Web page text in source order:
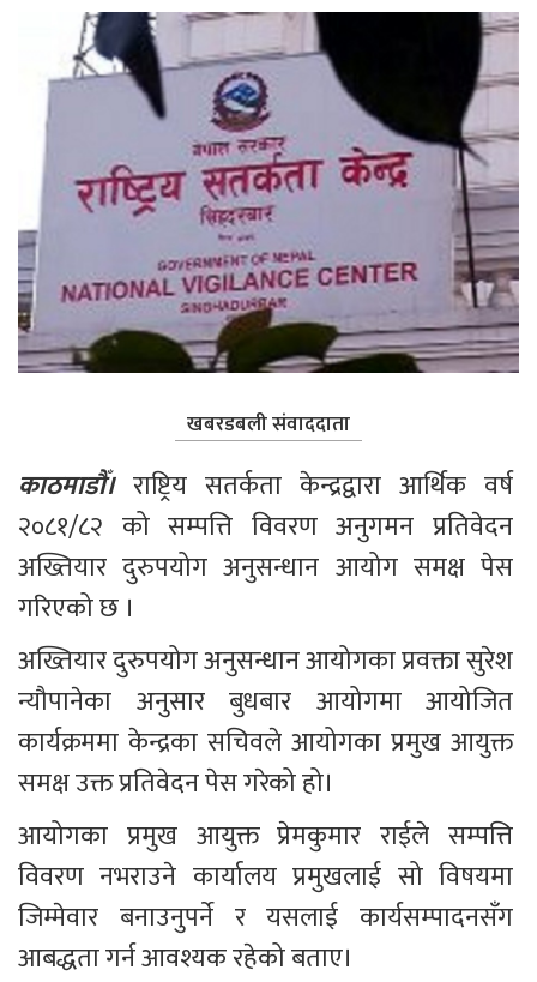
खबरडबली संवाददाता
काठमाडौँ। राष्ट्रिय सतर्कता केन्द्रद्वारा आर्थिक वर्ष
२०८१/८२ को सम्पत्ति विवरण अनुगमन प्रतिवेदन
अख्तियार दुरुपयोग अनुसन्धान आयोग समक्ष पेस
गरिएको छ ।
अख्तियार दुरुपयोग अनुसन्धान आयोगका प्रवक्ता सुरेश
न्यौपानेका अनुसार बुधबार आयोगमा आयोजित
कार्यक्रममा केन्द्रका सचिवले आयोगका प्रमुख आयुक्त
समक्ष उक्त प्रतिवेदन पेस गरेको हो।
आयोगका प्रमुख आयुक्त प्रेमकुमार राईले सम्पत्ति
विवरण नभराउने कार्यालय प्रमुखलाई सो विषयमा
जिम्मेवार बनाउनुपर्ने र यसलाई कार्यसम्पादनसँग
आबद्धता गर्न आवश्यक रहेको बताए।